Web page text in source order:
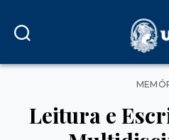
Leitura e